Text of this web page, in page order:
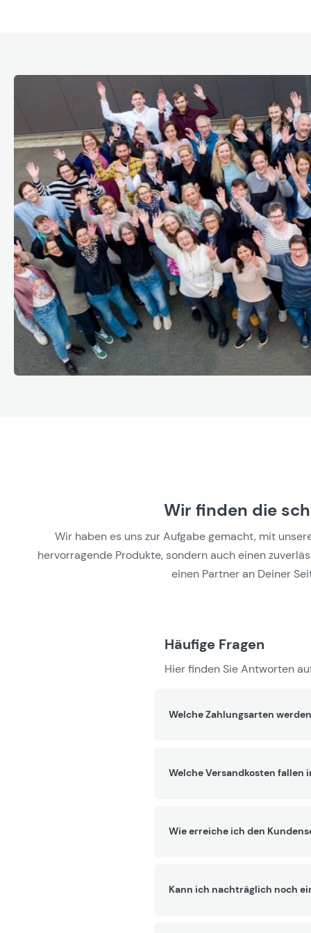
Wir finden die
Wir haben es uns zur Aufgabe gemacht, mit
hervorragende Produkte, sondern auch einen
einen Partner an Deiner
Häufige Fragen
Hier finden Sie Antworten
Welche Zahlungsarten
Welche Versandkosten fallen
Wie erreiche ich den
Kann ich nachträglich noch